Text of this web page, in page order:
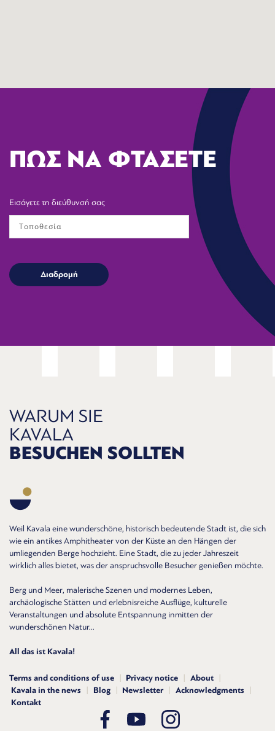
ΠΩΣ ΝΑ ΦΤΑΣΕΤΕ
Εισάγετε τη διεύθυνσή σας
WARUM SIE
KAVALA
BESUCHEN SOLLTEN
Weil Kavala eine wunderschöne, historisch bedeutende Stadt ist, die sich
wie ein antikes Amphitheater von der Küste an den Hängen der
umliegenden Berge hochzieht. Eine Stadt, die zu jeder Jahreszeit
wirklich alles bietet, was der anspruchsvolle Besucher genießen möchte.
Berg und Meer, malerische Szenen und modernes Leben,
archäologische Stätten und erlebnisreiche Ausflüge, kulturelle
Veranstaltungen und absolute Entspannung inmitten der
wunderschönen Natur...
All das ist Kavala!
Terms and conditions of use Privacy notice
About
Kavala in the news
Blog Newsletter
Acknowledgments
Kontakt